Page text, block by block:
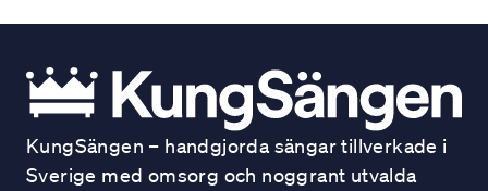
KungSängen – handgjorda sängar tillverkade i
Sverige med omsorg och noggrant utvalda